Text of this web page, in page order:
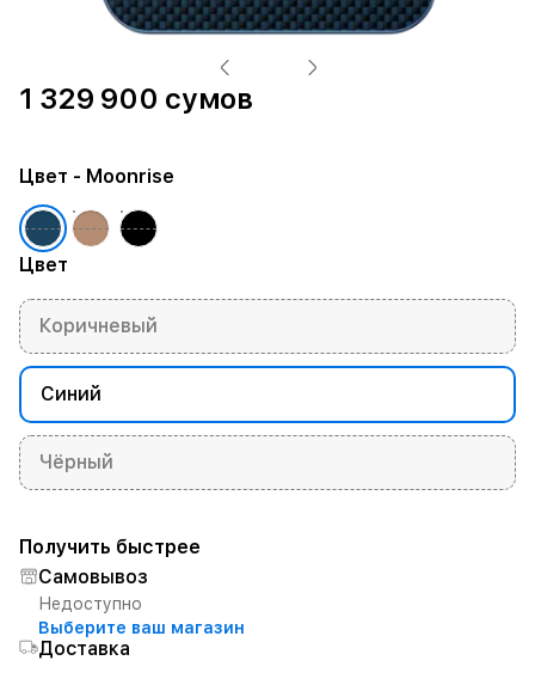
1 329 900 сумов
Цвет - Moonrise
Цвет
Коричневый
Синий
Чёрный
Получить быстрее
Самовывоз
Недоступно
Выберите ваш магазин
Доставка